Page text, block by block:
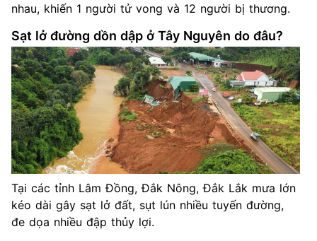
nhau, khiến 1 người tử vong và 12 người bị thương.
Sạt lở đường dồn dập ở Tây Nguyên do đâu?
Tại các tỉnh Lâm Đồng, Đắk Nông, Đắk Lắk mưa lớn
kéo dài gây sạt lở đất, sụt lún nhiều tuyến đường,
đe dọa nhiều đập thủy lợi.